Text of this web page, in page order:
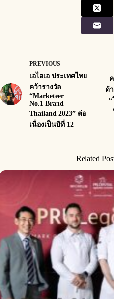
PREVIOUS
เอไอเอ ประเทศไทย
คว้ารางวัล
“Marketeer
No.1 Brand
Thailand 2023” ต่อ
เนื่องเป็นปีที่ 12
ด้
“
Related